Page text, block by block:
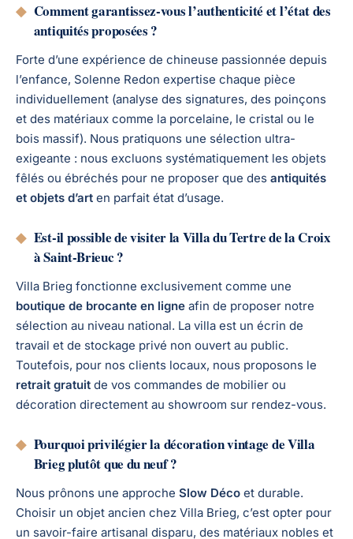
◆ Comment garantissez-vous l’authenticité et l’état des
antiquités proposées ?
Forte d’une expérience de chineuse passionnée depuis
l’enfance, Solenne Redon expertise chaque pièce
individuellement (analyse des signatures, des poinçons
et des matériaux comme la porcelaine, le cristal ou le
bois massif). Nous pratiquons une sélection ultra-
exigeante : nous excluons systématiquement les objets
fêlés ou ébréchés pour ne proposer que des antiquités
et objets d’art en parfait état d’usage.
◆ Est-il possible de visiter la Villa du Tertre de la Croix
à Saint-Brieuc ?
Villa Brieg fonctionne exclusivement comme une
boutique de brocante en ligne afin de proposer notre
sélection au niveau national. La villa est un écrin de
travail et de stockage privé non ouvert au public.
Toutefois, pour nos clients locaux, nous proposons le
retrait gratuit de vos commandes de mobilier ou
décoration directement au showroom sur rendez-vous.
◆ Pourquoi privilégier la décoration vintage de Villa
Brieg plutôt que du neuf ?
Nous prônons une approche Slow Déco et durable.
Choisir un objet ancien chez Villa Brieg, c’est opter pour
un savoir-faire artisanal disparu, des matériaux nobles et